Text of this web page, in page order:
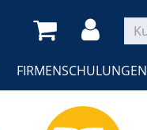
FIRMENSCHULUNGEN